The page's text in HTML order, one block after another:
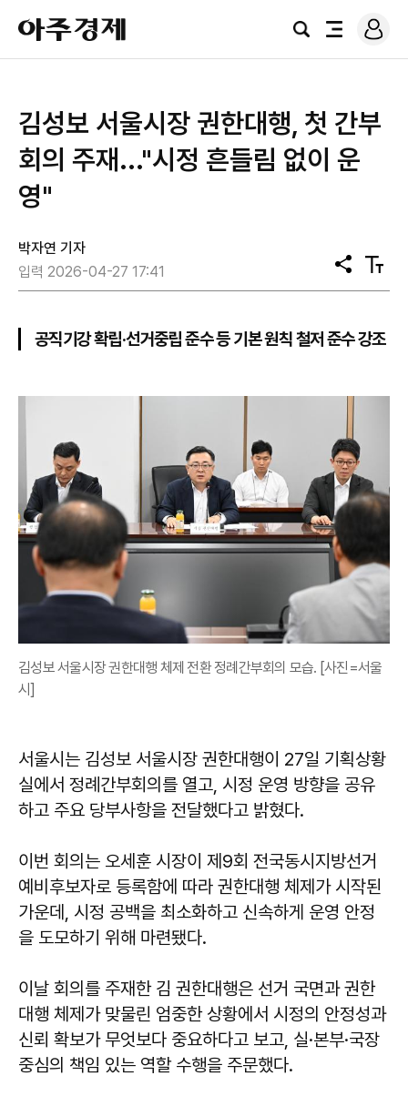
아
주
경
검
전
로
그
김성보 서울시장 권한대행, 첫 간부
회의 주재..."시정 흔들림 없이 운
영"
박자연 기자
입력 2026-04-27 17:41
공
유
텍
스
기
공직기강 확립·선거중립 준수 등 기본 원칙 철저 준수 강조
김성보 서울시장 권한대행 체제 전환 정례간부회의 모습. [사진=서울
시]
서울시는 김성보 서울시장 권한대행이 27일 기획상황
실에서 정례간부회의를 열고, 시정 운영 방향을 공유
하고 주요 당부사항을 전달했다고 밝혔다.
이번 회의는 오세훈 시장이 제9회 전국동시지방선거
예비후보자로 등록함에 따라 권한대행 체제가 시작된
가운데, 시정 공백을 최소화하고 신속하게 운영 안정
을 도모하기 위해 마련됐다.
이날 회의를 주재한 김 권한대행은 선거 국면과 권한
대행 체제가 맞물린 엄중한 상황에서 시정의 안정성과
신뢰 확보가 무엇보다 중요하다고 보고, 실·본부·국장
중심의 책임 있는 역할 수행을 주문했다.